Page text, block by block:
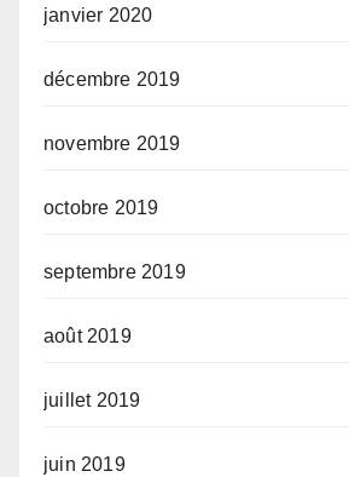
janvier 2020
décembre 2019
novembre 2019
octobre 2019
septembre 2019
août 2019
juillet 2019
juin 2019